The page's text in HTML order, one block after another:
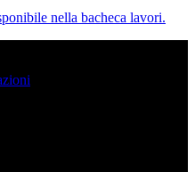
nella bacheca lavori.